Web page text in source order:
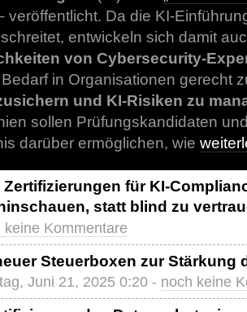
veröffentlicht. Da die KI-
entwickeln sich damit
von Cybersecurity-
in Organisationen gerecht
und KI-Risiken zu
sollen Prüfungskandidaten
darüber ermöglichen, wie
für KI-
statt blind zu
keine Kommentare
Steuerboxen zur Stärkung
Juni 21, 2025 0:20 - noch keine